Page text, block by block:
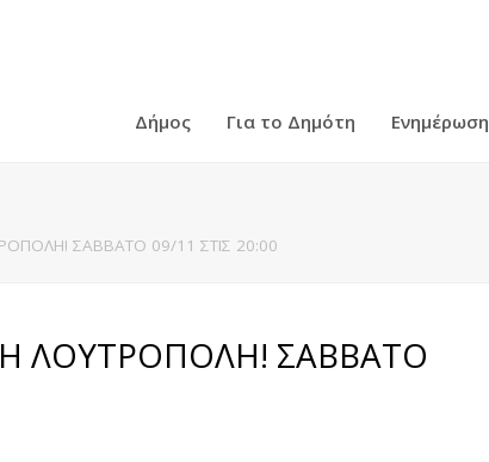
Δήμος Για το Δημότη Ενημέρωση
ΣΑΒΒΑΤΟ 09/11 ΣΤΙΣ 20:00
ΛΟΥΤΡΟΠΟΛΗ! ΣΑΒΒΑΤΟ